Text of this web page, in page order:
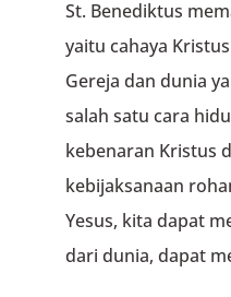
St. Benediktus
yaitu cahaya
Gereja dan dunia
salah satu cara
kebenaran Kristus
kebijaksanaan
Yesus, kita dapat
dari dunia, dapat